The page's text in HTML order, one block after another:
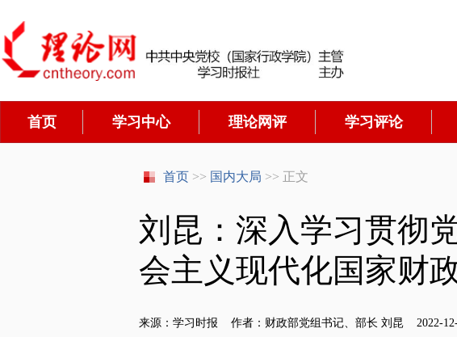
首页 学习中心 理论网评 学习评论
首页 >> 国内大局 >> 正文
刘昆：深入学习贯彻
会主义现代化国家财
来源：学习时报 作者：财政部党组书记、部长 刘昆 2022-12-